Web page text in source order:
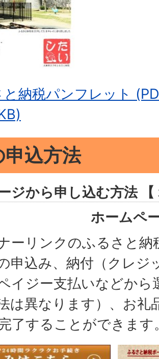
納税パンフレット
込方法
ジから申し込む方法
ホームペ
ーリンクのふるさと
申込み、納付（クレジ
イジー支払いなどから
は異なります）、お礼
了することができます